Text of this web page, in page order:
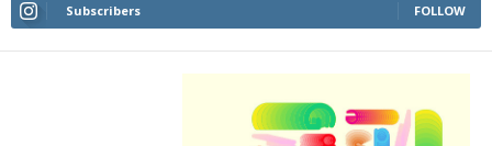
Subscribers FOLLOW